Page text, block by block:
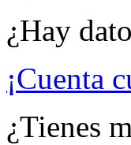
¿Hay
¡Cuenta
¿Tienes